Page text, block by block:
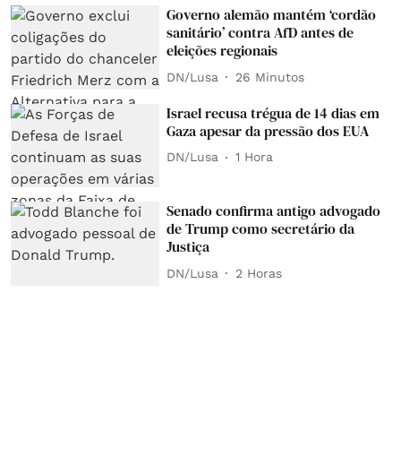
Governo alemão mantém ‘cordão
sanitário’ contra AfD antes de
eleições regionais
DN/Lusa 26 Minutos
Israel recusa trégua de 14 dias em
Gaza apesar da pressão dos EUA
DN/Lusa 1 Hora
Senado confirma antigo advogado
de Trump como secretário da
Justiça
DN/Lusa 2 Horas